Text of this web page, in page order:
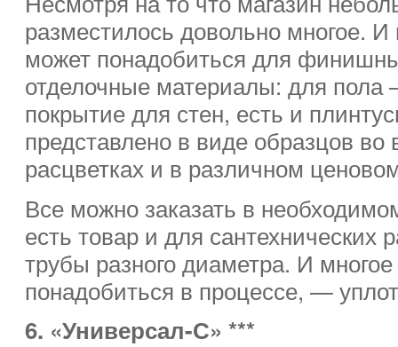
разместилось довольно многое.
может понадобиться для
отделочные материалы: для
покрытие для стен, есть и
представлено в виде образцов
расцветках и в различном
Все можно заказать в
есть товар и для сантехнических
трубы разного диаметра. И
понадобиться в процессе, —
6. «Универсал-С» ***